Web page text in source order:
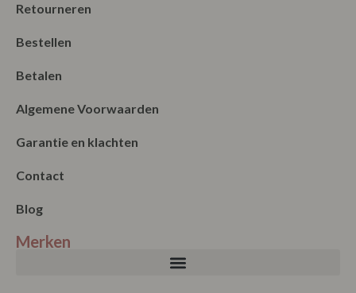
Retourneren
Bestellen
Betalen
Algemene Voorwaarden
Garantie en klachten
Contact
Blog
Merken